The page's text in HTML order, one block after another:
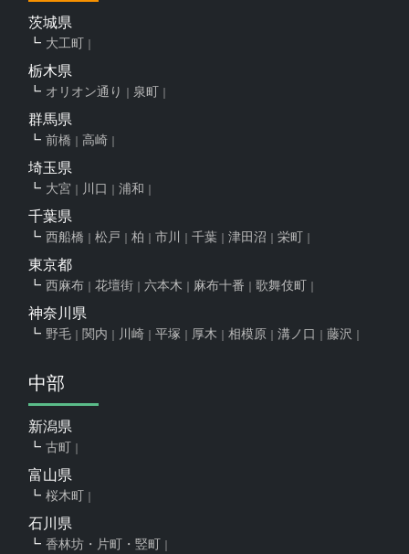
茨城県
大工町
栃木県
オリオン通り 泉町
群馬県
前橋 高崎
埼玉県
大宮 川口 浦和
千葉県
西船橋 松戸 柏 市川 千葉 津田沼 栄町
東京都
西麻布 花壇街 六本木 麻布十番 歌舞伎町
神奈川県
野毛 関内 川崎 平塚 厚木 相模原 溝ノ口 藤沢
中部
新潟県
古町
富山県
桜木町
石川県
香林坊・片町・竪町